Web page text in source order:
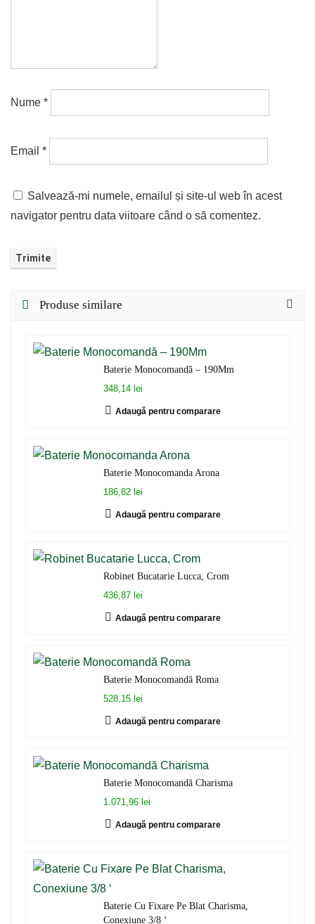
Nume *
Email *
Salvează-mi numele, emailul și site-ul web în acest
navigator pentru data viitoare când o să comentez.
Produse similare
Baterie Monocomandă – 190Mm
348,14 lei
Adaugă pentru comparare
Baterie Monocomanda Arona
186,82 lei
Adaugă pentru comparare
Robinet Bucatarie Lucca, Crom
436,87 lei
Adaugă pentru comparare
Baterie Monocomandă Roma
528,15 lei
Adaugă pentru comparare
Baterie Monocomandă Charisma
1.071,96 lei
Adaugă pentru comparare
Baterie Cu Fixare Pe Blat Charisma,
Conexiune 3/8 ‘